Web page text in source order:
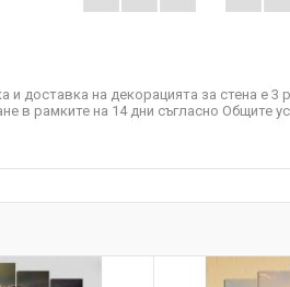
доставка на декорацията за стена е 3
в рамките на 14 дни съгласно Общите